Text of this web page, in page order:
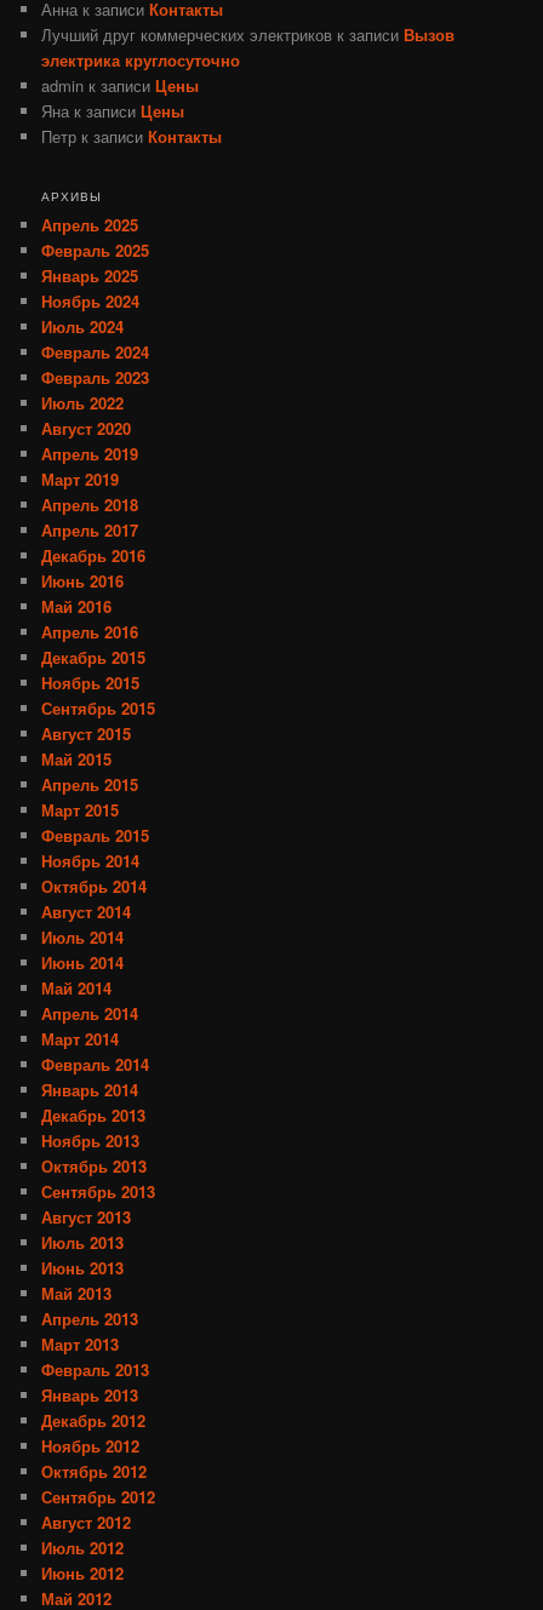
Анна к записиКонтакты
Лучший друг коммерческих электриков к записиВызов
электрика круглосуточно
admin к записиЦены
Яна к записиЦены
Петр к записиКонтакты
АРХИВЫ
Апрель 2025
Февраль 2025
Январь 2025
Ноябрь 2024
Июль 2024
Февраль 2024
Февраль 2023
Июль 2022
Август 2020
Апрель 2019
Март 2019
Апрель 2018
Апрель 2017
Декабрь 2016
Июнь 2016
Май 2016
Апрель 2016
Декабрь 2015
Ноябрь 2015
Сентябрь 2015
Август 2015
Май 2015
Апрель 2015
Март 2015
Февраль 2015
Ноябрь 2014
Октябрь 2014
Август 2014
Июль 2014
Июнь 2014
Май 2014
Апрель 2014
Март 2014
Февраль 2014
Январь 2014
Декабрь 2013
Ноябрь 2013
Октябрь 2013
Сентябрь 2013
Август 2013
Июль 2013
Июнь 2013
Май 2013
Апрель 2013
Март 2013
Февраль 2013
Январь 2013
Декабрь 2012
Ноябрь 2012
Октябрь 2012
Сентябрь 2012
Август 2012
Июль 2012
Июнь 2012
Май 2012